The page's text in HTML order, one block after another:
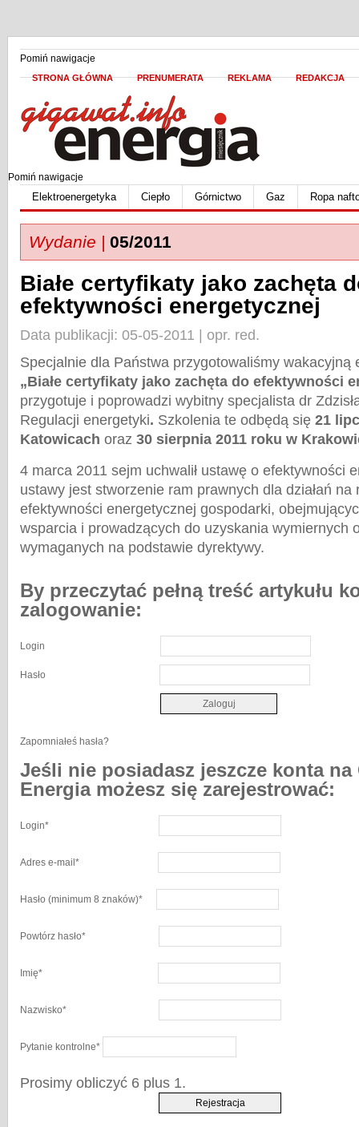
Pomiń nawigacje
STRONA GŁÓWNA PRENUMERATA REKLAMA REDAKCJA
Pomiń nawigacje
Elektroenergetyka Ciepło Górnictwo Gaz Ropa
Wydanie | 05/2011
Białe certyfikaty jako zachęta
efektywności energetycznej
Data publikacji: 05-05-2011 | opr. red.
Specjalnie dla Państwa przygotowaliśmy wakacyjną
„Białe certyfikaty jako zachęta do efektywności
przygotuje i poprowadzi wybitny specjalista dr
Regulacji energetyki. Szkolenia te odbędą się 21
Katowicach oraz 30 sierpnia 2011 roku w
4 marca 2011 sejm uchwalił ustawę o efektywności
ustawy jest stworzenie ram prawnych dla działań na
efektywności energetycznej gospodarki,
wsparcia i prowadzących do uzyskania wymiernych
wymaganych na podstawie dyrektywy.
By przeczytać pełną treść artykułu
zalogowanie:
Login
Hasło
Zapomniałeś hasła?
Jeśli nie posiadasz jeszcze konta na
Energia możesz się zarejestrować:
Login*
Adres e-mail *
Hasło (minimum 8 znaków)*
Powtórz hasło*
Imię*
Nazwisko*
Pytanie kontrolne*
Prosimy obliczyć 6 plus 1.